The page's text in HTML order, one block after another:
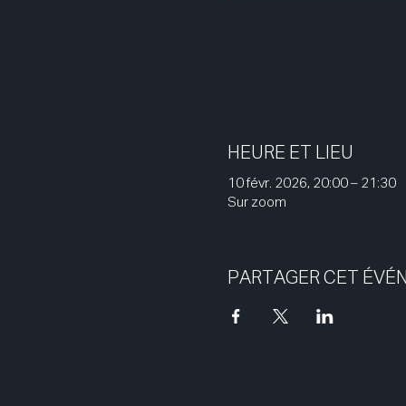
HEURE ET LIEU
10 févr. 2026, 20:00 – 21:30
Sur zoom
PARTAGER CET